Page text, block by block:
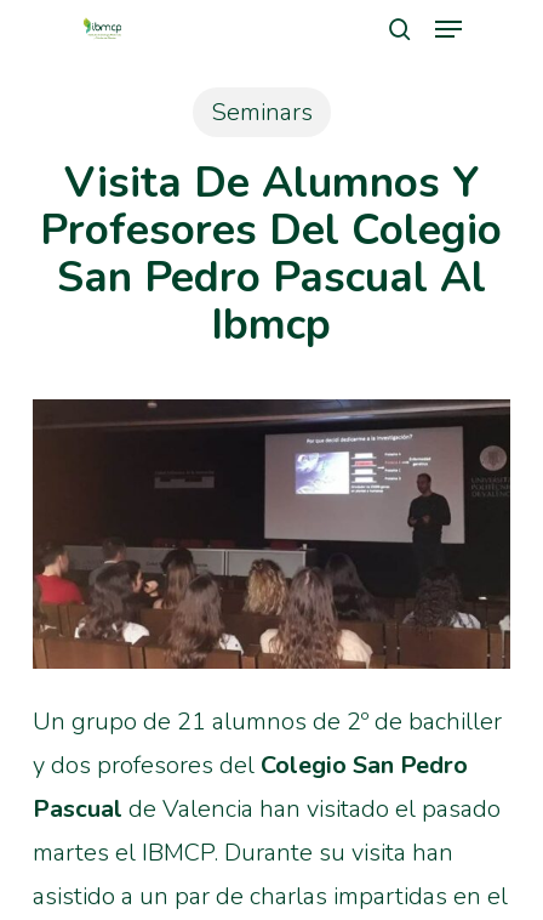
Menu
Seminars
Visita De Alumnos Y
Profesores Del Colegio
San Pedro Pascual Al
Ibmcp
Un grupo de 21 alumnos de 2º de bachiller
y dos profesores del Colegio San Pedro
Pascual de Valencia han visitado el pasado
martes el IBMCP. Durante su visita han
asistido a un par de charlas impartidas en el